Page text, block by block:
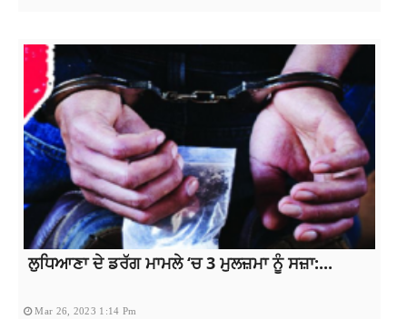
ਲੁਧਿਆਣਾ ਦੇ ਡਰੱਗ ਮਾਮਲੇ ‘ਚ 3 ਮੁਲਜ਼ਮਾ ਨੂੰ ਸਜ਼ਾ:...
Mar 26, 2023 1:14 Pm